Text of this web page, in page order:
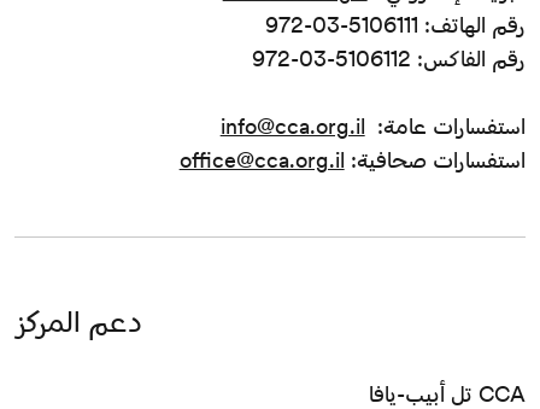
رقم الهاتف: 5106111-03-972
رقم الفاكس: 5106112-03-972
استفسارات عامة: info@cca.org.il
استفسارات صحافية: office@cca.org.il
دعم المركز
CCA تل أبيب-يافا